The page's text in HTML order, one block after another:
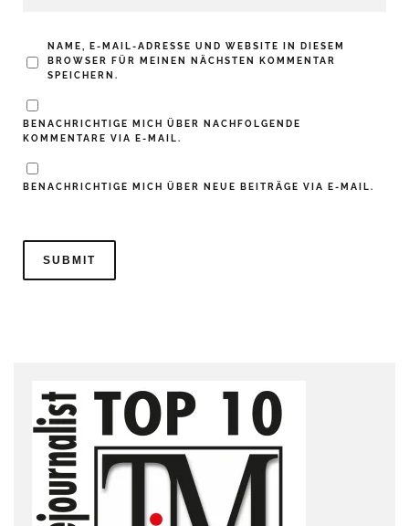
NAME, E-MAIL-ADRESSE UND WEBSITE IN DIESEM
BROWSER FÜR MEINEN NÄCHSTEN KOMMENTAR
SPEICHERN.
BENACHRICHTIGE MICH ÜBER NACHFOLGENDE
KOMMENTARE VIA E-MAIL.
BENACHRICHTIGE MICH ÜBER NEUE BEITRÄGE VIA E-MAIL.